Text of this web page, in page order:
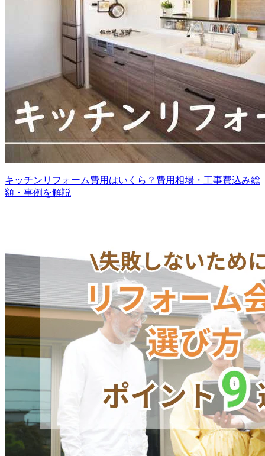
キッチンリフォーム費用はいくら？費用相場・工事費込み総
額・事例を解説